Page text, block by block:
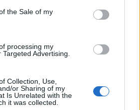
the Sale of my
processing my
Advertising.
Collection, Use,
or Sharing of my
Is Unrelated with the
it was collected.
main les bons ingrédients pour être
Moreau.